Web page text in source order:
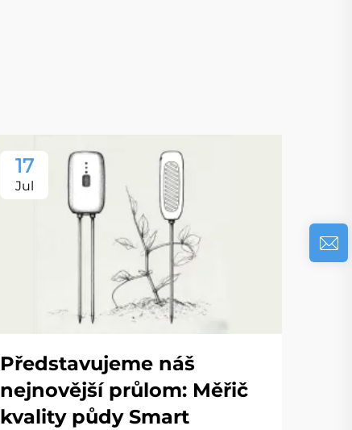
17
Jul
Představujeme náš
nejnovější průlom: Měřič
kvality půdy Smart